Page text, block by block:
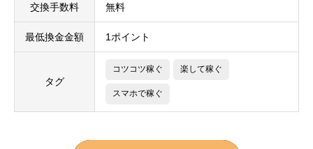
交換手数料 無料
最低換金金額 1ポイント
タグ
コツコツ稼ぐ 楽して稼ぐ
スマホで稼ぐ